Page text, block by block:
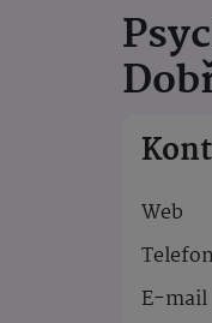
Web
E-mail